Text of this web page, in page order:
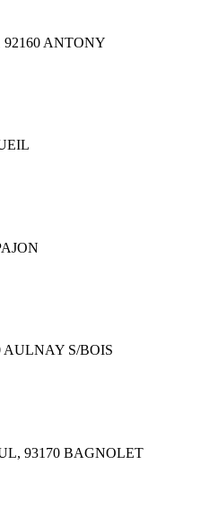
92160 ANTONY
AULNAY S/BOIS
93170 BAGNOLET